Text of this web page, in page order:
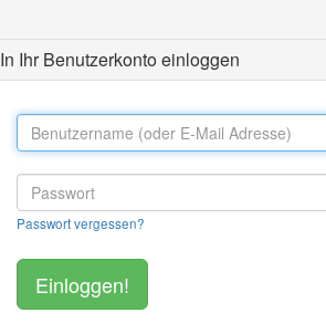
In Ihr Benutzerkonto einloggen
Passwort vergessen?